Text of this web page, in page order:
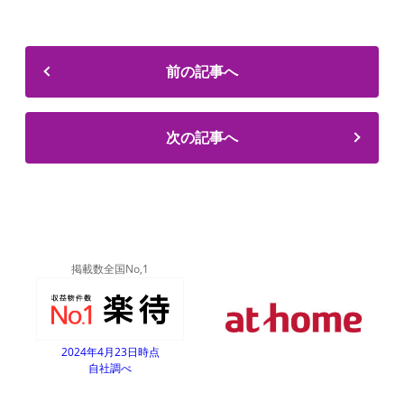
前の記事へ
次の記事へ
掲載数全国No,1
2024年4月23日時点
自社調べ